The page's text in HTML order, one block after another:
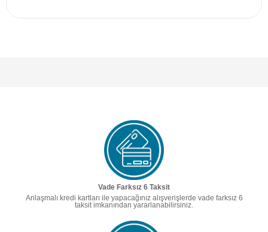
Vade Farksız 6 Taksit
Anlaşmalı kredi kartları ile yapacağınız alışverişlerde vade farksız 6
taksit imkanından yararlanabilirsiniz.